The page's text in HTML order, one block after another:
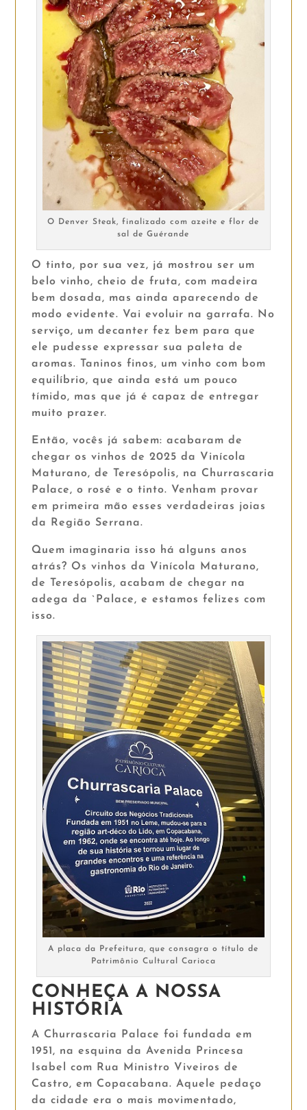
O Denver Steak, finalizado com azeite e flor de
sal de Guérande
O tinto, por sua vez, já mostrou ser um
belo vinho, cheio de fruta, com madeira
bem dosada, mas ainda aparecendo de
modo evidente. Vai evoluir na garrafa. No
serviço, um decanter fez bem para que
ele pudesse expressar sua paleta de
aromas. Taninos finos, um vinho com bom
equilíbrio, que ainda está um pouco
tímido, mas que já é capaz de entregar
muito prazer.
Então, vocês já sabem: acabaram de
chegar os vinhos de 2025 da Vinícola
Maturano, de Teresópolis, na Churrascaria
Palace, o rosé e o tinto. Venham provar
em primeira mão esses verdadeiras joias
da Região Serrana.
Quem imaginaria isso há alguns anos
atrás? Os vinhos da Vinícola Maturano,
de Teresópolis, acabam de chegar na
adega da `Palace, e estamos felizes com
isso.
A placa da Prefeitura, que consagra o título de
Patrimônio Cultural Carioca
CONHEÇA A NOSSA
HISTÓRIA
A Churrascaria Palace foi fundada em
1951, na esquina da Avenida Princesa
Isabel com Rua Ministro Viveiros de
Castro, em Copacabana. Aquele pedaço
da cidade era o mais movimentado,